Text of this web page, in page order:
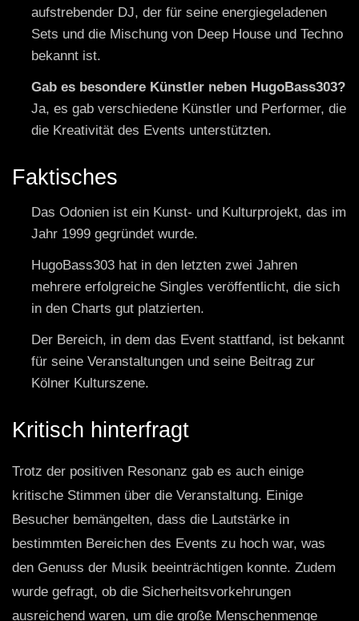
aufstrebender DJ, der für seine energiegeladenen
Sets und die Mischung von Deep House und Techno
bekannt ist.
Gab es besondere Künstler neben HugoBass303?
Ja, es gab verschiedene Künstler und Performer, die
die Kreativität des Events unterstützten.
Faktisches
Das Odonien ist ein Kunst- und Kulturprojekt, das im
Jahr 1999 gegründet wurde.
HugoBass303 hat in den letzten zwei Jahren
mehrere erfolgreiche Singles veröffentlicht, die sich
in den Charts gut platzierten.
Der Bereich, in dem das Event stattfand, ist bekannt
für seine Veranstaltungen und seine Beitrag zur
Kölner Kulturszene.
Kritisch hinterfragt
Trotz der positiven Resonanz gab es auch einige
kritische Stimmen über die Veranstaltung. Einige
Besucher bemängelten, dass die Lautstärke in
bestimmten Bereichen des Events zu hoch war, was
den Genuss der Musik beeinträchtigen konnte. Zudem
wurde gefragt, ob die Sicherheitsvorkehrungen
ausreichend waren, um die große Menschenmenge